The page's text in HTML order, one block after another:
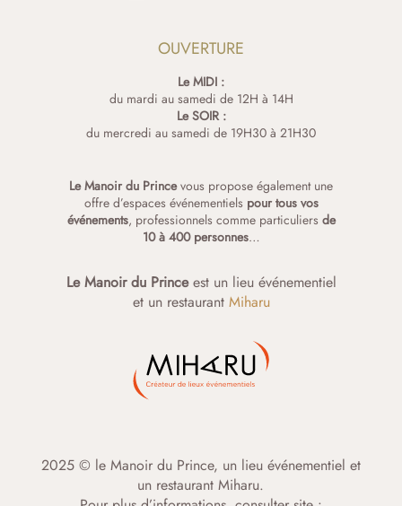
OUVERTURE
Le MIDI :
du mardi au samedi de 12H à 14H
Le SOIR :
du mercredi au samedi de 19H30 à 21H30
Le Manoir du Princevous propose également une
offre d’espaces événementiels pour tous vos
événements, professionnels comme particuliers de
10 à 400 personnes…
Le Manoir du Princeest un lieu événementiel
et un restaurant Miharu
2025 © le Manoir du Prince, un lieu événementiel et
un restaurant Miharu.